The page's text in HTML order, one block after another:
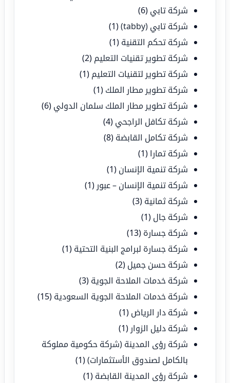
شركة تابي (6)
شركة تابي (tabby)
(1)
شركة تحكم التقنية (1)
شركة تطوير تقنيات التعليم (2)
شركة تطوير لتقنيات التعليم (1)
شركة تطوير مطار الملك (1)
شركة تطوير مطار الملك سلمان الدولي (6)
شركة تكافل الراجحي (4)
شركة تكامل القابضة (8)
شركة تمارا (1)
شركة تنمية الإنسان (1)
شركة تنمية الإنسان – عبور (1)
شركة ثمانية (3)
شركة جال (1)
شركة جسارة (13)
شركة جسارة لبرامج البنية التحتية (1)
شركة حسن جميل (2)
شركة خدمات الملاحة الجوية (3)
شركة خدمات الملاحة الجوية السعودية (15)
شركة دار الرياض (1)
شركة دليل الزوار (1)
شركة رؤى المدينة (شركة حكومية مملوكة
بالكامل لصندوق الأستثمارات)(1)
شركة رؤى المدينة القابضة (1)